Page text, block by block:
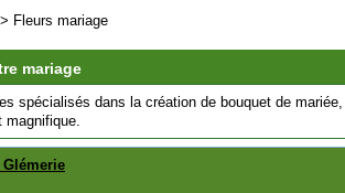
> Fleurs mariage
mariage
spécialisés dans la création de bouquet de
magnifique.